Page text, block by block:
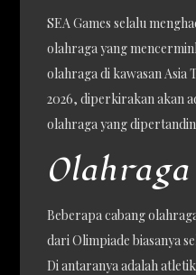
SEA Games selalu
olahraga yang
olahraga di kawasan Asia
2026, diperkirakan akan
olahraga yang
Beberapa cabang
dari Olimpiade biasanya
Di antaranya adalah